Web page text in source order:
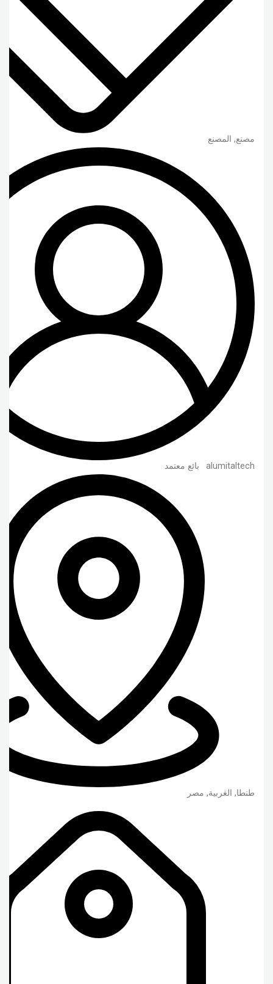
مصنع, المصنع
alumitaltech بائع معتمد
طنطا, الغربية, مصر